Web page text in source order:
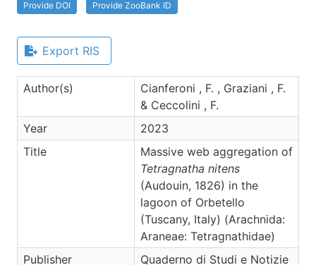
Provide DOI Provide ZooBank ID
Export RIS
Author(s)
Cianferoni , F. , Graziani , F.
& Ceccolini , F.
Year
2023
Title
Massive web aggregation of
Tetragnatha nitens
(Audouin, 1826) in the
lagoon of Orbetello
(Tuscany, Italy) (Arachnida:
Araneae: Tetragnathidae)
Publisher
Quaderno di Studi e Notizie